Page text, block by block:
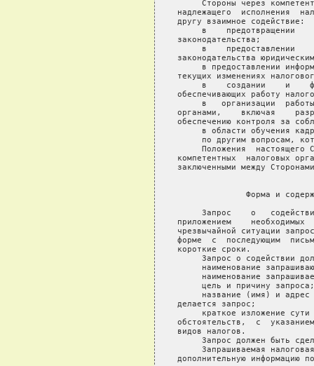
Стороны через
надлежащего  исполнения
другу взаимное содействие:
в    предотвращении
законодательства;
в    предоставлении
законодательства
в предоставлении
текущих изменениях
в    создании    и
обеспечивающих работу
в   организации
органами,    включая
обеспечению контроля за
в области обучения
по другим вопросам,
Положения  настоящего
компетентных  налоговых
заключенными между
Форма и
Запрос    о
приложением
чрезвычайной ситуации
форме  с  последующим
короткие сроки.
Запрос о содействии
наименование
наименование
     цель и причину запроса;
название (имя) и
делается запрос;
краткое изложение
обстоятельств,  с
видов налогов.
Запрос должен быть
Запрашиваемая
дополнительную информацию